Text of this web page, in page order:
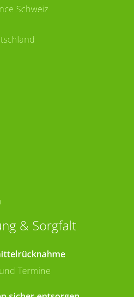
Schweiz
& Sorgfalt
Termine